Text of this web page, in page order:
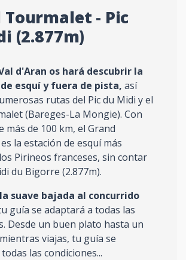
Tourmalet - Pic
(2.877m)
d'Aran os hará descubrir la
esquí y fuera de pista, así
rutas del Pic du Midi y el
(Bareges-La Mongie). Con
más de 100 km, el Grand
la estación de esquí más
Pirineos franceses, sin contar
du Bigorre (2.877m).
suave bajada al concurrido
guía se adaptará a todas las
Desde un buen plato hasta un
viajas, tu guía se
las condiciones...